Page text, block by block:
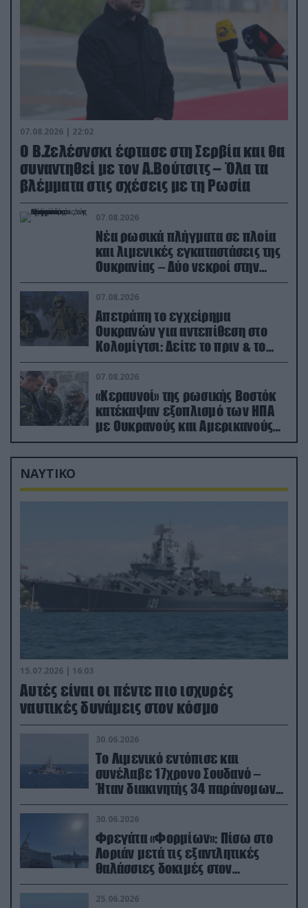
07.08.2026 | 22:02
Ο Β.Ζελέσνσκι έφτασε στη Σερβία και θα
συναντηθεί με τον Α.Βούτσιτς – Όλα τα
βλέμματα στις σχέσεις με τη Ρωσία
07.08.2026
Νέα ρωσικά πλήγματα σε πλοία
και λιμενικές εγκαταστάσεις της
Ουκρανίας – Δύο νεκροί στην
Κριμαία
07.08.2026
Απετράπη το εγχείρημα
Ουκρανών για αντεπίθεση στο
Κολομίγτσι: Δείτε το πριν & το
μετά της προσπάθειάς τους
(βίντεο)
07.08.2026
«Κεραυνοί» της ρωσικής Βοστόκ
κατέκαψαν εξοπλισμό των ΗΠΑ
με Ουκρανούς και Αμερικανούς
μισθοφόρους – Δείτε βίντεο
ΝΑΥΤΙΚΟ
15.07.2026 | 16:03
Aυτές είναι οι πέντε πιο ισχυρές
ναυτικές δυνάμεις στον κόσμο
30.06.2026
Το Λιμενικό εντόπισε και
συνέλαβε 17χρονο Σουδανό –
Ήταν διακινητής 34 παράνομων
μεταναστών
30.06.2026
Φρεγάτα «Φορμίων»: Πίσω στο
Λοριάν μετά τις εξαντλητικές
θαλάσσιες δοκιμές στον
απαιτητικό Βισκαϊκό
25.06.2026